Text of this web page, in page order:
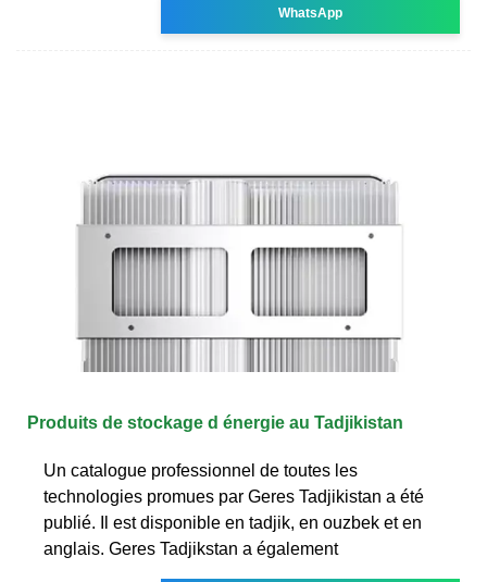
WhatsApp
Produits de stockage d énergie au Tadjikistan
Un catalogue professionnel de toutes les
technologies promues par Geres Tadjikistan a été
publié. Il est disponible en tadjik, en ouzbek et en
anglais. Geres Tadjikstan a également